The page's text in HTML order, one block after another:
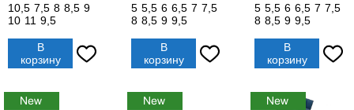
10,5 7,5 8 8,5 9
10 11 9,5
В
корзину
5 5,5 6 6,5 7 7,5
8 8,5 9 9,5
В
корзину
5 5,5 6 6,5 7 7,5
8 8,5 9 9,5
В
корзину